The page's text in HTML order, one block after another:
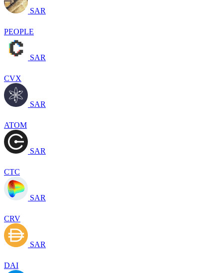
SAR
PEOPLE
SAR
CVX
SAR
ATOM
SAR
CTC
SAR
CRV
SAR
DAI